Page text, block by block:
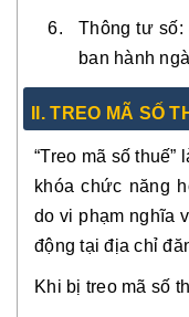
Thông tư số:
ban hành
II. TREO MÃ SỐ
“Treo mã số
khóa chức năng
do vi phạm nghĩa
động tại địa chỉ
Khi bị treo mã số